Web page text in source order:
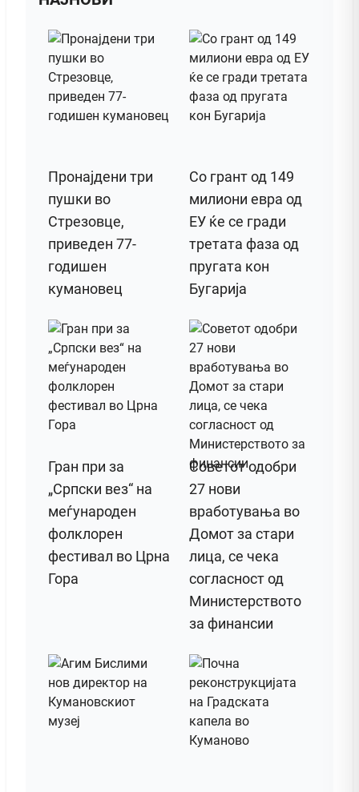
Пронајдени три
пушки во
Стрезовце,
приведен 77-
годишен
кумановец
Со грант од 149
милиони евра од
ЕУ ќе се гради
третата фаза од
пругата кон
Бугарија
Гран при за
„Српски вез“ на
меѓународен
фолклорен
фестивал во Црна
Гора
Советот одобри
27 нови
вработувања во
Домот за стари
лица, се чека
согласност од
Министерството
за финансии